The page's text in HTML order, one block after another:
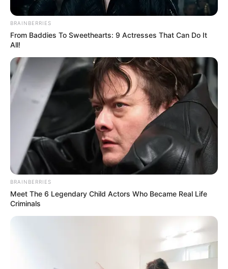
BRAINBERRIES
From Baddies To Sweethearts: 9 Actresses That Can Do It
All!
BRAINBERRIES
Meet The 6 Legendary Child Actors Who Became Real Life
Criminals